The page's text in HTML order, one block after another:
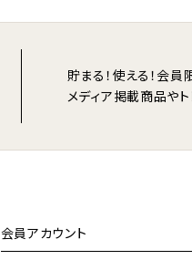
貯まる！使える！会員
メディア掲載商品や
会員アカウント